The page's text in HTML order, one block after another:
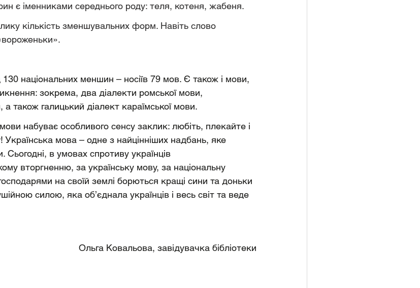
є іменниками середнього роду: теля, котеня, жабеня.
кількість зменшувальних форм. Навіть слово
130 національних меншин – носіїв 79 мов. Є також і мови,
зокрема, два діалекти ромської мови,
також галицький діалект караїмської мови.
набуває особливого сенсу заклик: любіть, плекайте і
мова – одне з найцінніших надбань, яке
в умовах спротиву українців
вторгненню, за українську мову, за національну
на своїй землі борються кращі сини та доньки
силою, яка об’єднала українців і весь світ та веде
Ольга Ковальова, завідувачка бібліотеки